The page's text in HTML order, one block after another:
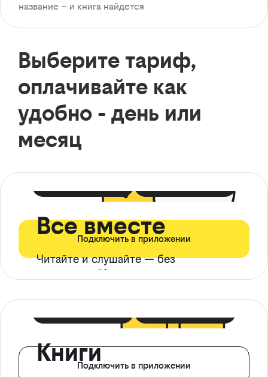
название – и книга найдется
Выберите тариф,
оплачивайте как
удобно - день или
месяц
Все вместе
Читайте и слушайте — без
ограничений*
Подключить в приложении
КнигиПодключить в приложении